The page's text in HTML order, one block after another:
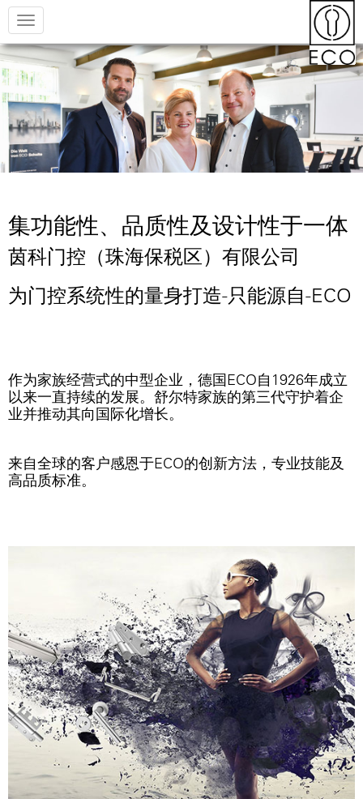
Toggle
navigation
集功能性、品质性及设计性于一体
茵科门控（珠海保税区）有限公司
为门控系统性的量身打造-只能源自-ECO
作为家族经营式的中型企业，德国ECO自1926年成立
以来一直持续的发展。舒尔特家族的第三代守护着企
业并推动其向国际化增长。
来自全球的客户感恩于ECO的创新方法，专业技能及
高品质标准。